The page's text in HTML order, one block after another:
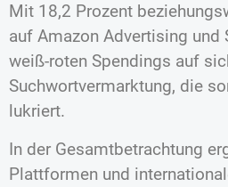
Mit 18,2 Prozent
auf Amazon Advertising
weiß-roten Spendings auf
Suchwortvermarktung, die
lukriert.
In der Gesamtbetrachtung
Plattformen und